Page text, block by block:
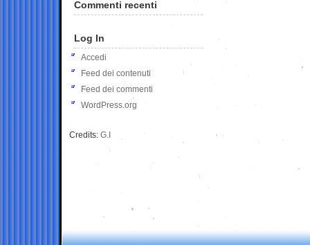
Commenti recenti
Log In
Accedi
Feed dei contenuti
Feed dei commenti
WordPress.org
Credits: G.I